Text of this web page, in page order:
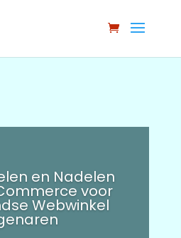
en Nadelen
voor
Webwinkel